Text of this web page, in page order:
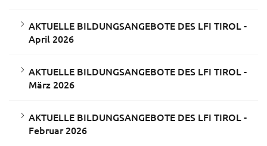
AKTUELLE BILDUNGSANGEBOTE DES LFI TIROL -
April 2026
AKTUELLE BILDUNGSANGEBOTE DES LFI TIROL -
März 2026
AKTUELLE BILDUNGSANGEBOTE DES LFI TIROL -
Februar 2026